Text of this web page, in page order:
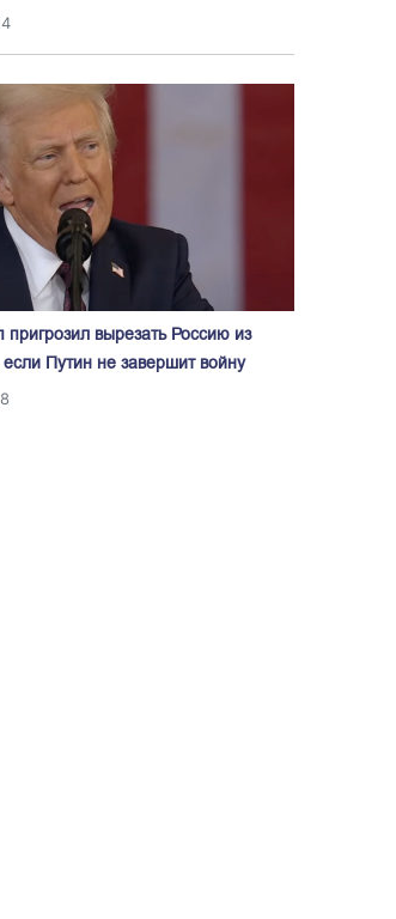
вырезать Россию из
Путин не завершит войну